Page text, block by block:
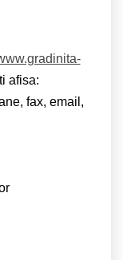
afisa:
fax, email,